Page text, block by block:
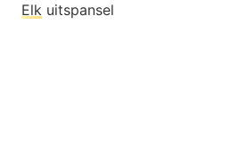
Elk uitspansel